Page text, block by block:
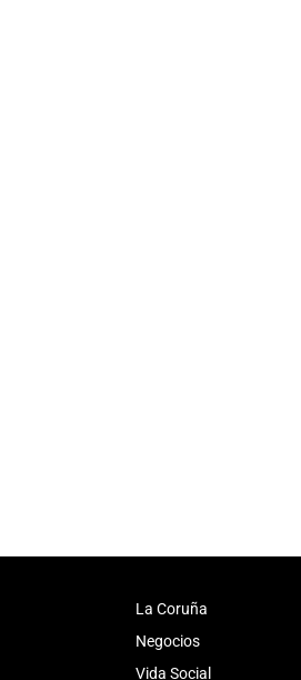
La Coruña
Negocios
Vida Social